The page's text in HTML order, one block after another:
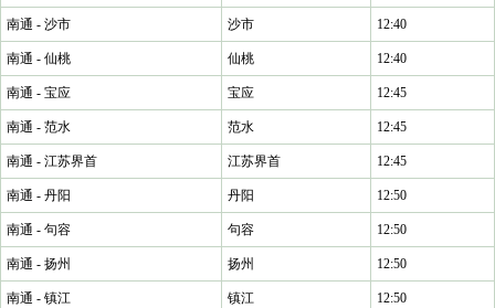
南通 - 沙市 沙市 12:40
南通 - 仙桃 仙桃 12:40
南通 - 宝应 宝应 12:45
南通 - 范水 范水 12:45
南通 - 江苏界首 江苏界首 12:45
南通 - 丹阳 丹阳 12:50
南通 - 句容 句容 12:50
南通 - 扬州 扬州 12:50
南通 - 镇江 镇江 12:50